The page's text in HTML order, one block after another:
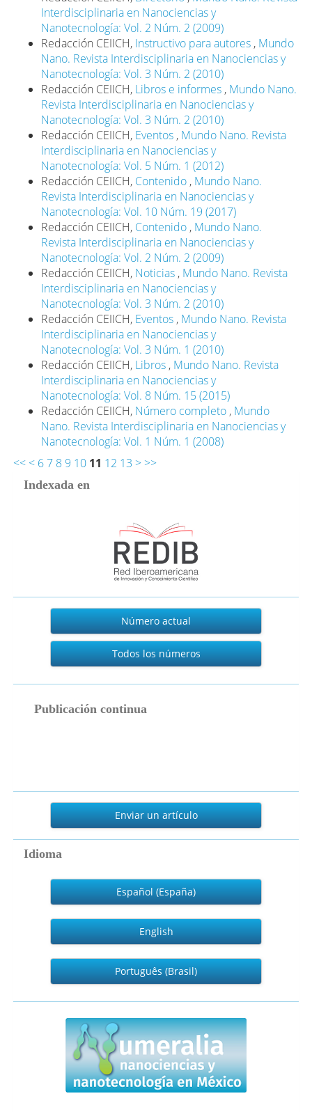
Interdisciplinaria en Nanociencias y
Nanotecnología: Vol. 2 Núm. 2 (2009)
Redacción CEIICH, Instructivo para autores , Mundo
Nano. Revista Interdisciplinaria en Nanociencias y
Nanotecnología: Vol. 3 Núm. 2 (2010)
Redacción CEIICH, Libros e informes , Mundo Nano.
Revista Interdisciplinaria en Nanociencias y
Nanotecnología: Vol. 3 Núm. 2 (2010)
Redacción CEIICH, Eventos , Mundo Nano. Revista
Interdisciplinaria en Nanociencias y
Nanotecnología: Vol. 5 Núm. 1 (2012)
Redacción CEIICH, Contenido , Mundo Nano.
Revista Interdisciplinaria en Nanociencias y
Nanotecnología: Vol. 10 Núm. 19 (2017)
Redacción CEIICH, Contenido , Mundo Nano.
Revista Interdisciplinaria en Nanociencias y
Nanotecnología: Vol. 2 Núm. 2 (2009)
Redacción CEIICH, Noticias , Mundo Nano. Revista
Interdisciplinaria en Nanociencias y
Nanotecnología: Vol. 3 Núm. 2 (2010)
Redacción CEIICH, Eventos , Mundo Nano. Revista
Interdisciplinaria en Nanociencias y
Nanotecnología: Vol. 3 Núm. 1 (2010)
Redacción CEIICH, Libros , Mundo Nano. Revista
Interdisciplinaria en Nanociencias y
Nanotecnología: Vol. 8 Núm. 15 (2015)
Redacción CEIICH, Número completo , Mundo
Nano. Revista Interdisciplinaria en Nanociencias y
Nanotecnología: Vol. 1 Núm. 1 (2008)
<< < 6 7 8 9 10 11 12 13 > >>
Indexada en
Actual
Número actual
Todos los números
Publicación continua
Enviar
artículo
Enviar un artículo
Idioma
Español (España)
English
Português (Brasil)
numeralia